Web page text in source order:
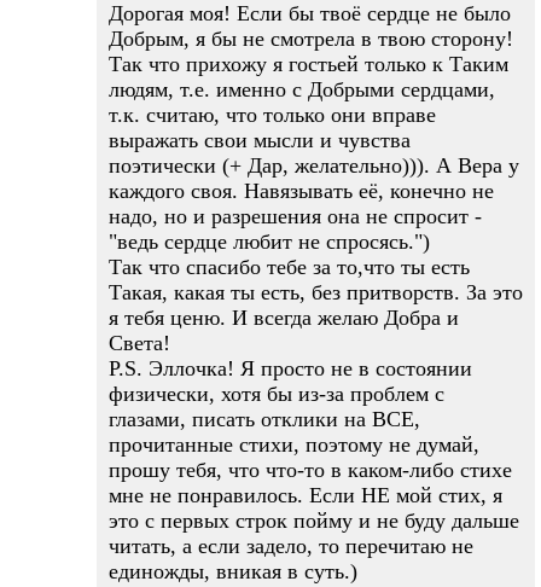
Дорогая моя! Если бы твоё сердце не было
Добрым, я бы не смотрела в твою сторону!
Так что прихожу я гостьей только к Таким
людям, т.е. именно с Добрыми сердцами,
т.к. считаю, что только они вправе
выражать свои мысли и чувства
поэтически (+ Дар, желательно))). А Вера у
каждого своя. Навязывать её, конечно не
надо, но и разрешения она не спросит -
"ведь сердце любит не спросясь.")
Так что спасибо тебе за то,что ты есть
Такая, какая ты есть, без притворств. За это
я тебя ценю. И всегда желаю Добра и
Света!
P.S. Эллочка! Я просто не в состоянии
физически, хотя бы из-за проблем с
глазами, писать отклики на ВСЕ,
прочитанные стихи, поэтому не думай,
прошу тебя, что что-то в каком-либо стихе
мне не понравилось. Если НЕ мой стих, я
это с первых строк пойму и не буду дальше
читать, а если задело, то перечитаю не
единожды, вникая в суть.)